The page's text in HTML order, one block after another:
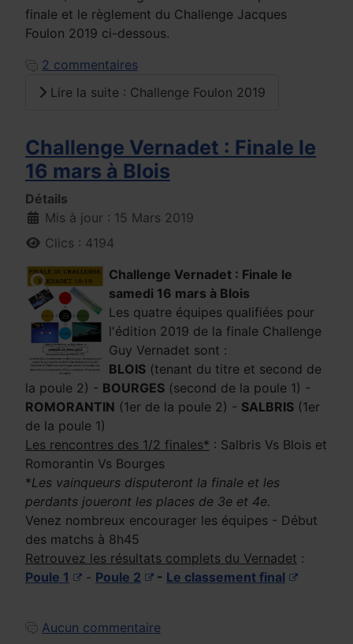
finale et le règlement du Challenge Jacques
Foulon 2019 ci-dessous.
2 commentaires
Lire la suite : Challenge Foulon 2019
Challenge Vernadet : Finale le
16 mars à Blois
Détails
Mis à jour : 15 Mars 2019
Clics : 4194
Challenge Vernadet : Finale le
samedi 16 mars à Blois
Les quatre équipes qualifiées pour
l'édition 2019 de la finale Challenge
Guy Vernadet sont :
BLOIS (tenant du titre et second de
la poule 2) - BOURGES (second de la poule 1) -
ROMORANTIN (1er de la poule 2) - SALBRIS (1er
de la poule 1)
Les rencontres des 1/2 finales* : Salbris Vs Blois et
Romorantin Vs Bourges
*Les vainqueurs disputeront la finale et les
perdants joueront les places de 3e et 4e.
Venez nombreux encourager les équipes - Début
des matchs à 8h45
Retrouvez les résultats complets du Vernadet :
Poule 1
- Poule 2 - Le classement final
Aucun commentaire